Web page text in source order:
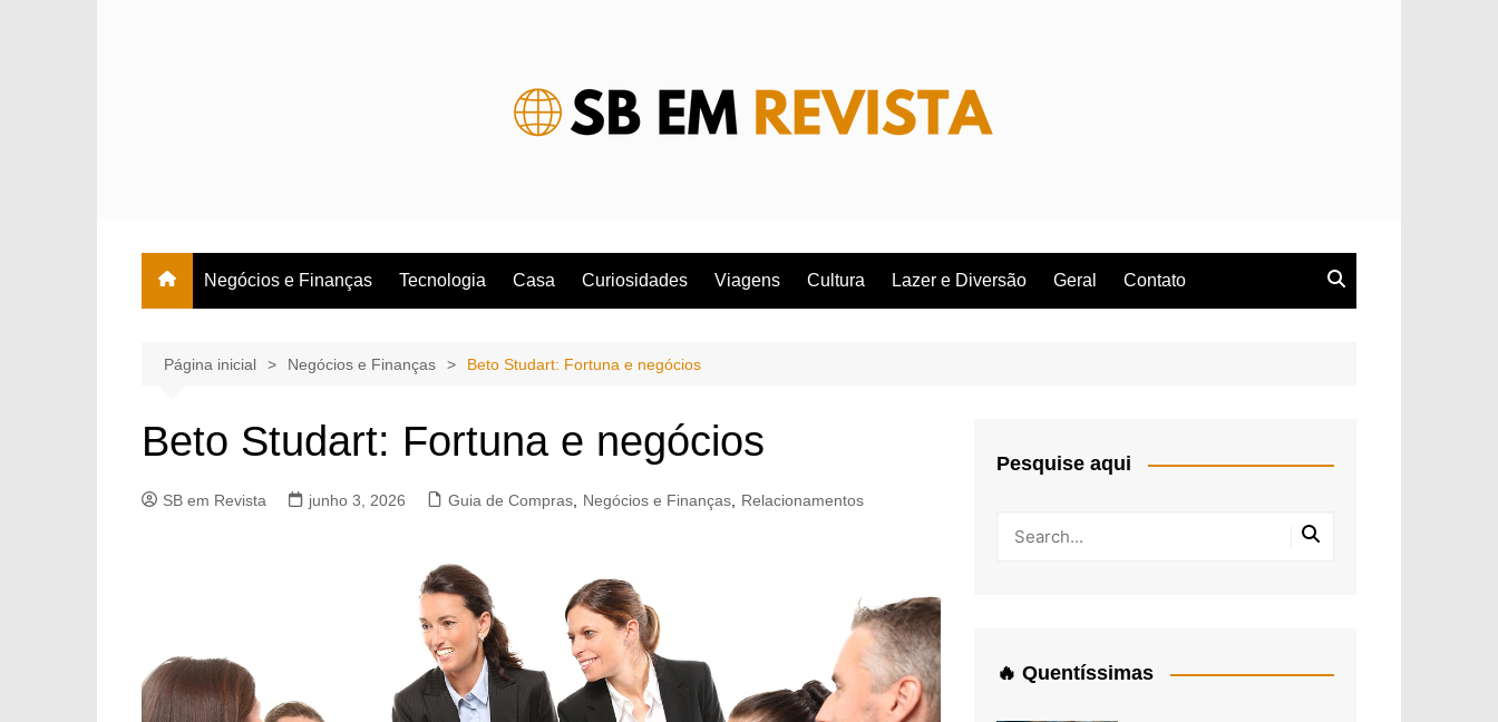
Negócios e Finanças Tecnologia Casa Curiosidades Viagens Cultura Lazer e Diversão Geral Contato
Página inicial Negócios e Finanças Beto Studart: Fortuna e negócios
Beto Studart: Fortuna e negócios
SB em Revista junho 3, 2026 Guia de Compras Negócios e Finanças Relacionamentos
Pesquise aqui
🔥 Quentíssimas